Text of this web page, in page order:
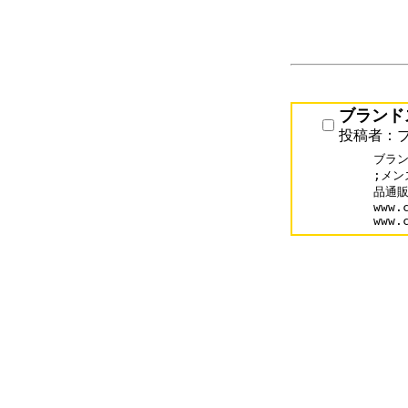
ブラン
投稿者：
ブラ
;メン
品通